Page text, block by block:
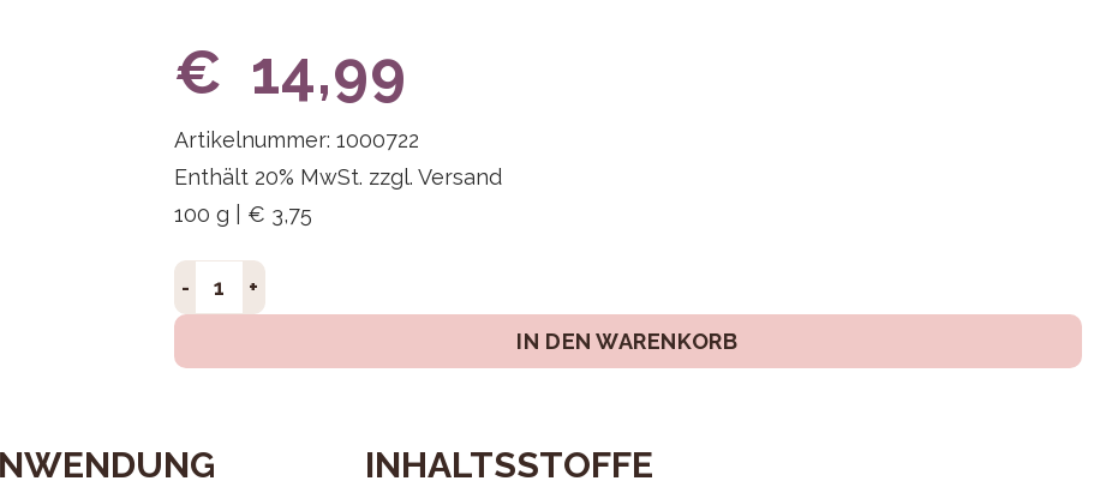
€ 14,99
Artikelnummer: 1000722
Enthält 20% MwSt. zzgl. Versand
100 g | € 3,75
IN DEN WARENKORB
INHALTSSTOFFE